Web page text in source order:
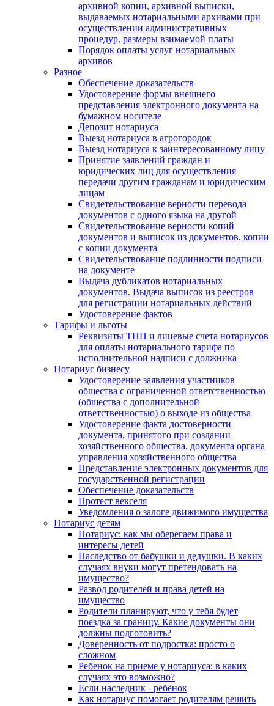
архивной копии, архивной выписки,
выдаваемых нотариальными архивами при
осуществлении административных
процедур, размеры взимаемой платы
Порядок оплаты услуг нотариальных
архивов
Разное
Обеспечение доказательств
Удостоверение формы внешнего
представления электронного документа на
бумажном носителе
Депозит нотариуса
Выезд нотариуса в агрогородок
Выезд нотариуса к заинтересованному лицу
Принятие заявлений граждан и
юридических лиц для осуществления
передачи другим гражданам и юридическим
лицам
Свидетельствование верности перевода
документов с одного языка на другой
Свидетельствование верности копий
документов и выписок из документов, копии
с копии документа
Свидетельствование подлинности подписи
на документе
Выдача дубликатов нотариальных
документов. Выдача выписок из реестров
для регистрации нотариальных действий
Удостоверение фактов
Тарифы и льготы
Реквизиты ТНП и лицевые счета нотариусов
для оплаты нотариального тарифа по
исполнительной надписи с должника
Нотариус бизнесу
Удостоверение заявления участников
общества с ограниченной ответственностью
(общества с дополнительной
ответственностью) о выходе из общества
Удостоверение факта достоверности
документа, принятого при создании
хозяйственного общества, документа органа
управления хозяйственного общества
Представление электронных документов для
государственной регистрации
Обеспечение доказательств
Протест векселя
Уведомления о залоге движимого имущества
Нотариус детям
Нотариус: как мы оберегаем права и
интересы детей
Наследство от бабушки и дедушки. В каких
случаях внуки могут претендовать на
имущество?
Развод родителей и права детей на
имущество
Родители планируют, что у тебя будет
поездка за границу. Какие документы они
должны подготовить?
Доверенность от подростка: просто о
сложном
Ребенок на приеме у нотариуса: в каких
случаях это возможно?
Если наследник - ребёнок
Как нотариус помогает родителям решить